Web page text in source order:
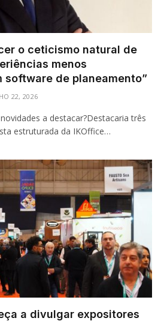
o ceticismo natural de
menos
software de planeamento”
22, 2026
a destacar?Destacaria três
estruturada da IKOffice…
a divulgar expositores